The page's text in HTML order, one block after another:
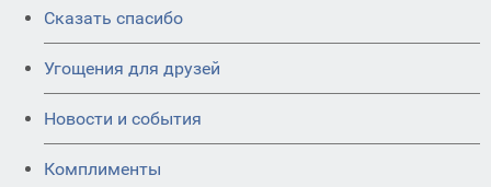
Сказать спасибо
Угощения для друзей
Новости и события
Комплименты